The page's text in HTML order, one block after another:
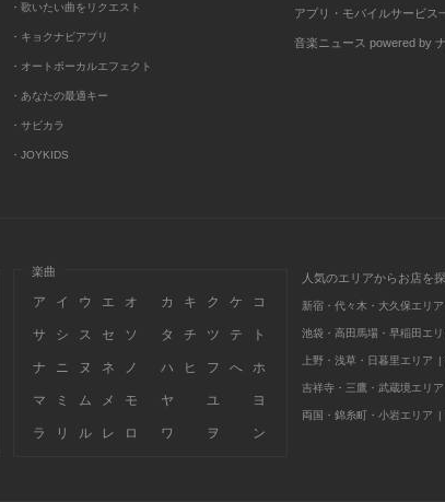
・歌いたい曲をリクエスト
・キョクナビアプリ
・オートボーカルエフェクト
・あなたの最適キー
・サビカラ
・JOYKIDS
アプリ・モバイルサービス
音楽ニュース powered by
楽曲
ア イ ウ エ オ カ キ ク ケ コ
サ シ ス セ ソ タ チ ツ テ ト
ナ ニ ヌ ネ ノ ハ ヒ フ へ ホ
マ ミ ム メ モ ヤ ユ ヨ
ラ リ ル レ ロ ワ ヲ ン
人気のエリアからお店を
新宿・代々木・大久保エリア
池袋・高田馬場・早稲田エリ
上野・浅草・日暮里エリア
吉祥寺・三鷹・武蔵境エリア
両国・錦糸町・小岩エリア